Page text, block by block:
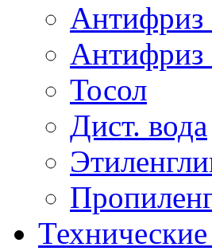
Антифриз
Антифриз
Тосол
Дист. вода